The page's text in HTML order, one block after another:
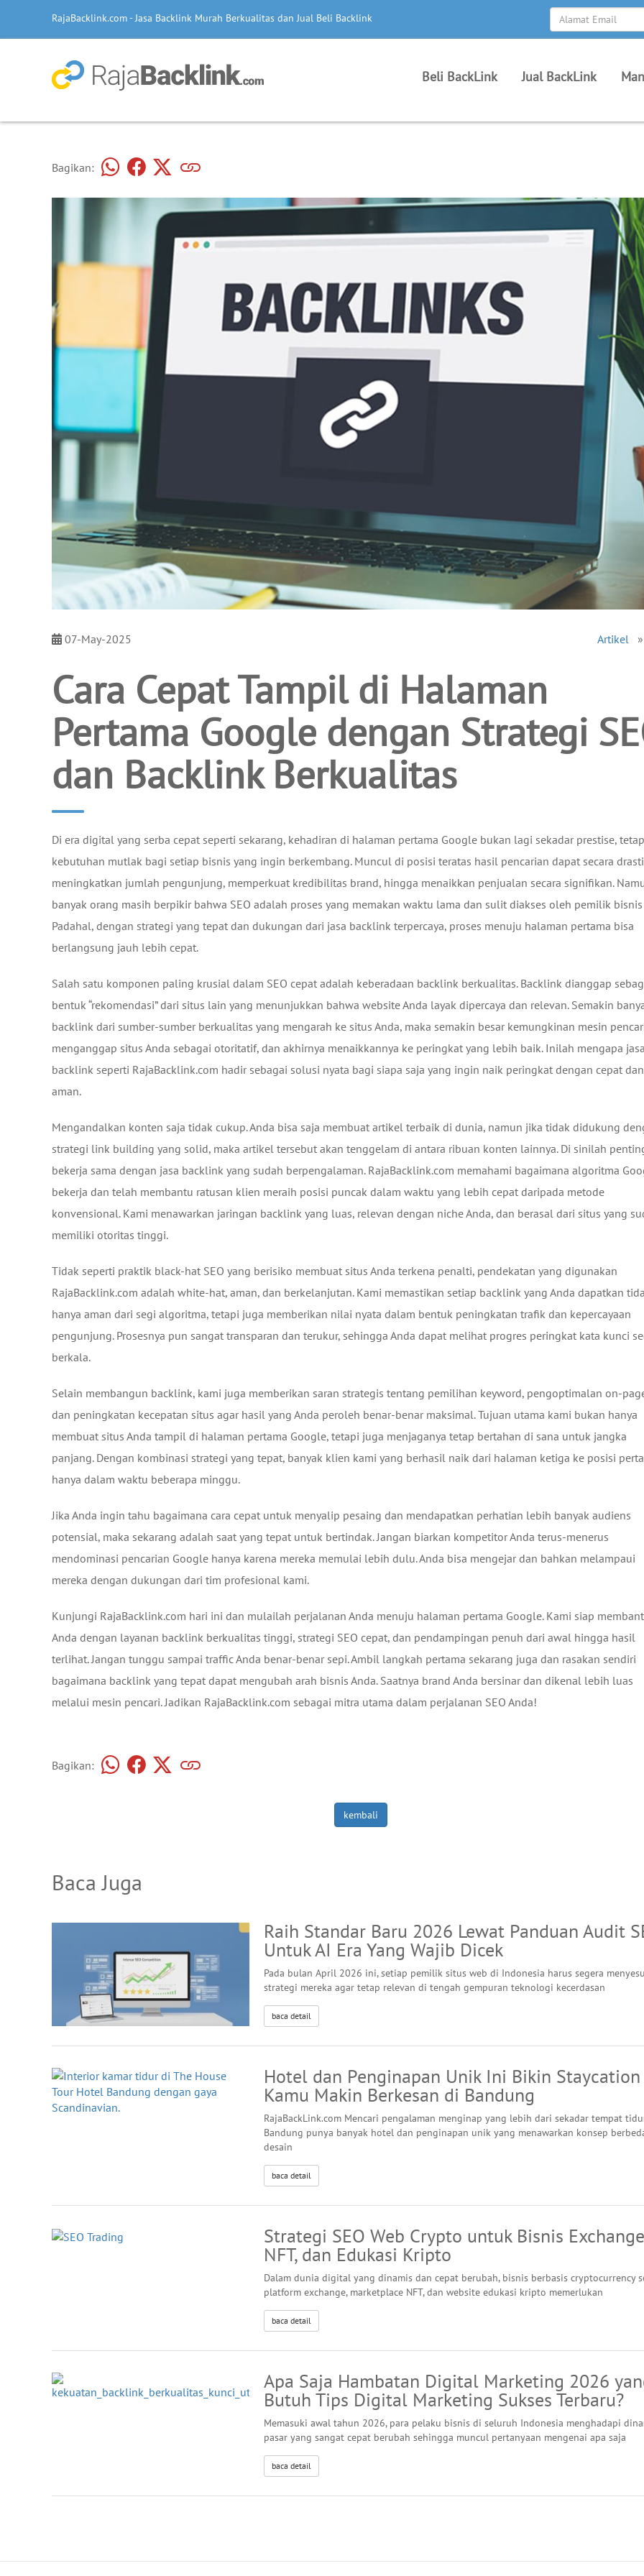
RajaBacklink.com - Jasa Backlink Murah Berkualitas dan Jual Beli Backlink
Beli BackLink Jual BackLink
Bagikan:
07-May-2025 Artikel »
Cara Cepat Tampil di Halaman
Pertama Google dengan Strategi
dan Backlink Berkualitas
Di era digital yang serba cepat seperti sekarang, kehadiran di halaman pertama Google bukan lagi sekadar prestise,
kebutuhan mutlak bagi setiap bisnis yang ingin berkembang. Muncul di posisi teratas hasil pencarian dapat secara
meningkatkan jumlah pengunjung, memperkuat kredibilitas brand, hingga menaikkan penjualan secara signifikan.
banyak orang masih berpikir bahwa SEO adalah proses yang memakan waktu lama dan sulit diakses oleh pemilik
Padahal, dengan strategi yang tepat dan dukungan dari jasa backlink terpercaya, proses menuju halaman pertama bisa
berlangsung jauh lebih cepat.
Salah satu komponen paling krusial dalam SEO cepat adalah keberadaan backlink berkualitas. Backlink dianggap
bentuk “rekomendasi” dari situs lain yang menunjukkan bahwa website Anda layak dipercaya dan relevan. Semakin
backlink dari sumber-sumber berkualitas yang mengarah ke situs Anda, maka semakin besar kemungkinan mesin
menganggap situs Anda sebagai otoritatif, dan akhirnya menaikkannya ke peringkat yang lebih baik. Inilah mengapa jasa
backlink seperti RajaBacklink.com hadir sebagai solusi nyata bagi siapa saja yang ingin naik peringkat dengan cepat dan
aman.
Mengandalkan konten saja tidak cukup. Anda bisa saja membuat artikel terbaik di dunia, namun jika tidak didukung
strategi link building yang solid, maka artikel tersebut akan tenggelam di antara ribuan konten lainnya. Di sinilah
bekerja sama dengan jasa backlink yang sudah berpengalaman. RajaBacklink.com memahami bagaimana algoritma
bekerja dan telah membantu ratusan klien meraih posisi puncak dalam waktu yang lebih cepat daripada metode
konvensional. Kami menawarkan jaringan backlink yang luas, relevan dengan niche Anda, dan berasal dari situs yang
memiliki otoritas tinggi.
Tidak seperti praktik black-hat SEO yang berisiko membuat situs Anda terkena penalti, pendekatan yang digunakan
RajaBacklink.com adalah white-hat, aman, dan berkelanjutan. Kami memastikan setiap backlink yang Anda dapatkan
hanya aman dari segi algoritma, tetapi juga memberikan nilai nyata dalam bentuk peningkatan trafik dan kepercayaan
pengunjung. Prosesnya pun sangat transparan dan terukur, sehingga Anda dapat melihat progres peringkat kata kunci
berkala.
Selain membangun backlink, kami juga memberikan saran strategis tentang pemilihan keyword, pengoptimalan on-
dan peningkatan kecepatan situs agar hasil yang Anda peroleh benar-benar maksimal. Tujuan utama kami bukan hanya
membuat situs Anda tampil di halaman pertama Google, tetapi juga menjaganya tetap bertahan di sana untuk jangka
panjang. Dengan kombinasi strategi yang tepat, banyak klien kami yang berhasil naik dari halaman ketiga ke posisi
hanya dalam waktu beberapa minggu.
Jika Anda ingin tahu bagaimana cara cepat untuk menyalip pesaing dan mendapatkan perhatian lebih banyak audiens
potensial, maka sekarang adalah saat yang tepat untuk bertindak. Jangan biarkan kompetitor Anda terus-menerus
mendominasi pencarian Google hanya karena mereka memulai lebih dulu. Anda bisa mengejar dan bahkan melampaui
mereka dengan dukungan dari tim profesional kami.
Kunjungi RajaBacklink.com hari ini dan mulailah perjalanan Anda menuju halaman pertama Google. Kami siap
Anda dengan layanan backlink berkualitas tinggi, strategi SEO cepat, dan pendampingan penuh dari awal hingga hasil
terlihat. Jangan tunggu sampai traffic Anda benar-benar sepi. Ambil langkah pertama sekarang juga dan rasakan sendiri
bagaimana backlink yang tepat dapat mengubah arah bisnis Anda. Saatnya brand Anda bersinar dan dikenal lebih luas
melalui mesin pencari. Jadikan RajaBacklink.com sebagai mitra utama dalam perjalanan SEO Anda!
Bagikan:
kembali
Baca Juga
Raih Standar Baru 2026 Lewat Panduan Audit
Untuk AI Era Yang Wajib Dicek
Pada bulan April 2026 ini, setiap pemilik situs web di Indonesia harus segera
strategi mereka agar tetap relevan di tengah gempuran teknologi kecerdasan
baca detail
Hotel dan Penginapan Unik Ini Bikin Staycation
Kamu Makin Berkesan di Bandung
RajaBackLink.com Mencari pengalaman menginap yang lebih dari sekadar tempat
Bandung punya banyak hotel dan penginapan unik yang menawarkan konsep
desain
baca detail
Strategi SEO Web Crypto untuk Bisnis
NFT, dan Edukasi Kripto
Dalam dunia digital yang dinamis dan cepat berubah, bisnis berbasis cryptocurrency
platform exchange, marketplace NFT, dan website edukasi kripto memerlukan
baca detail
Apa Saja Hambatan Digital Marketing 2026
Butuh Tips Digital Marketing Sukses Terbaru?
Memasuki awal tahun 2026, para pelaku bisnis di seluruh Indonesia menghadapi
pasar yang sangat cepat berubah sehingga muncul pertanyaan mengenai apa saja
baca detail